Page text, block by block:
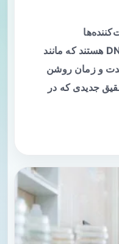
(enhancers) بخش‌هایی از DNA هستند که مانند
و زمان روشن
جدیدی که در